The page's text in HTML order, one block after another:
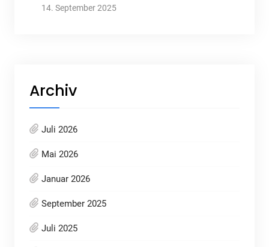
14. September 2025
Archiv
Juli 2026
Mai 2026
Januar 2026
September 2025
Juli 2025